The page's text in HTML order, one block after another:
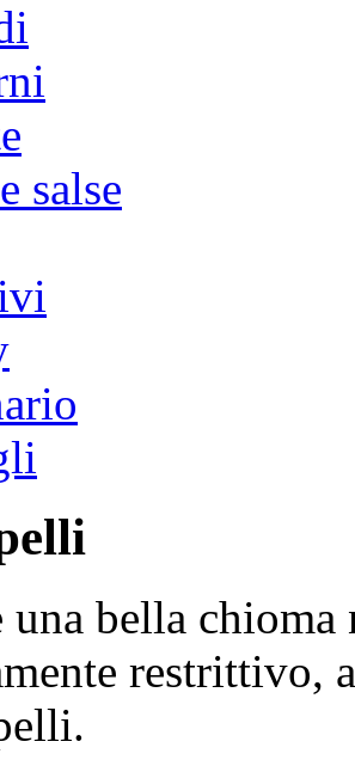
salse
una bella
restrittivo,